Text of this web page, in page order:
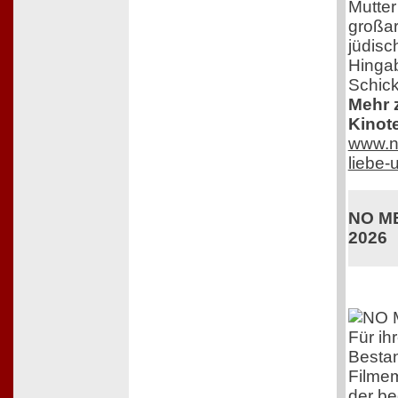
Mehr
liebe-
NO
2026
Für